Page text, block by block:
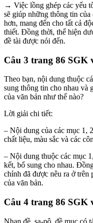
→ Việc lồng ghép các yếu
sẽ giúp những thông tin của
hơn, mang đến cho tất cả
thiết. Đồng thời, thể hiện
đề tài được nói đến.
Câu 3 trang 86 SGK
Theo bạn, nội dung thuộc
sung thông tin cho nhau và
của văn bản như thế nào?
Lời giải chi tiết:
– Nội dung của các mục 1,
chất liệu, màu sắc và các
– Nội dung thuộc các mục
kết, bổ sung cho nhau.
chính đã được nêu ra ở trên
của văn bản.
Câu 4 trang 86 SGK
Nhan đề, sa-pô, đề mục có